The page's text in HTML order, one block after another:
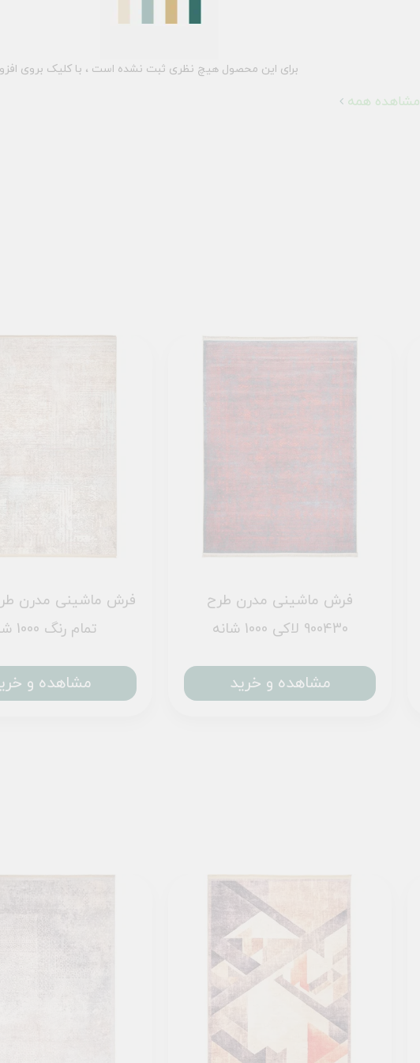
برای این محصول هیچ نظری ثبت نشده است ، با کلیک بروی
مشاهده همه
تمام رنگ 1000 شانه
مشاهده و
فرش ماشینی مدرن طرح
900430 لاکی 1000 شانه
مشاهده و خرید